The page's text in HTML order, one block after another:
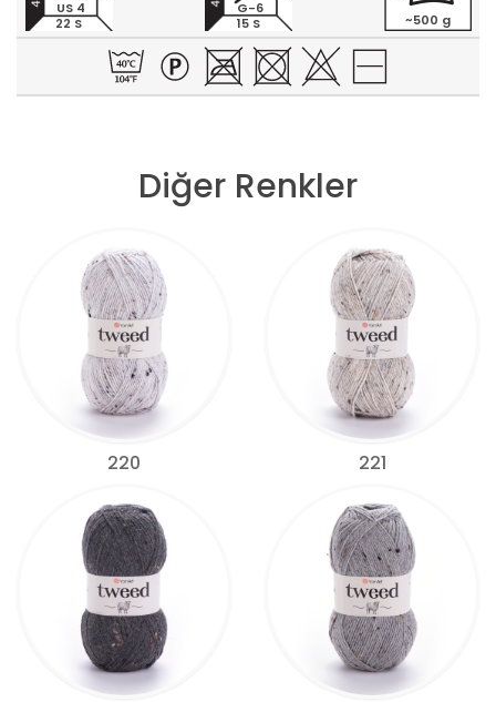
22 S
US 4
15 S
G-6
~500 g
Diğer Renkler
220 221